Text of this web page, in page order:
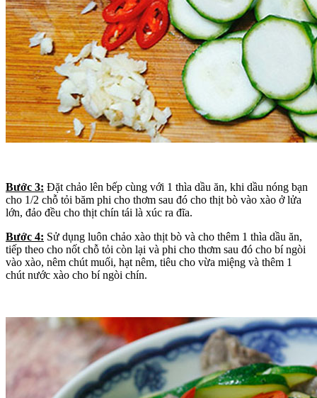
Bước 3: Đặt chảo lên bếp cùng với 1 thìa dầu ăn, khi dầu nóng bạn
cho 1/2 chỗ tỏi băm phi cho thơm sau đó cho thịt bò vào xào ở lửa
lớn, đảo đều cho thịt chín tái là xúc ra đĩa.
Bước 4: Sử dụng luôn chảo xào thịt bò và cho thêm 1 thìa dầu ăn,
tiếp theo cho nốt chỗ tỏi còn lại và phi cho thơm sau đó cho bí ngòi
vào xào, nêm chút muối, hạt nêm, tiêu cho vừa miệng và thêm 1
chút nước xào cho bí ngòi chín.